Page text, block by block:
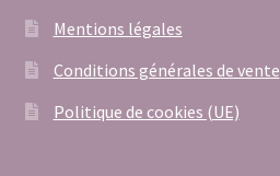
Mentions légales
Conditions générales de vente
Politique de cookies (UE)